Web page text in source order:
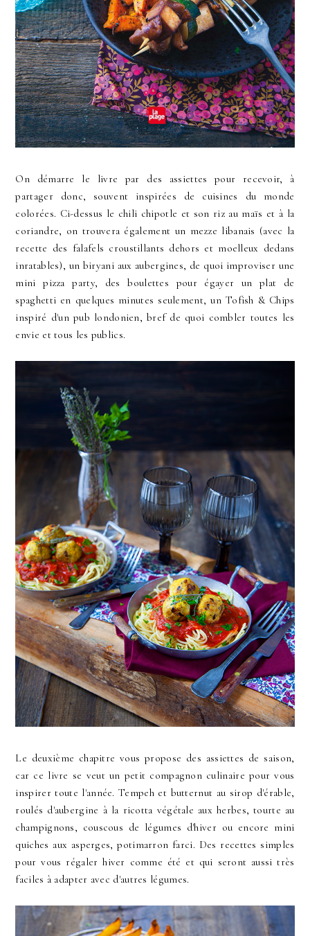
On démarre le livre par des assiettes pour recevoir, à
partager donc, souvent inspirées de cuisines du monde
colorées. Ci-dessus le chili chipotle et son riz au maïs et à la
coriandre, on trouvera également un mezze libanais (avec la
recette des falafels croustillants dehors et moelleux dedans
inratables), un biryani aux aubergines, de quoi improviser une
mini pizza party, des boulettes pour égayer un plat de
spaghetti en quelques minutes seulement, un Tofish & Chips
inspiré d'un pub londonien, bref de quoi combler toutes les
envie et tous les publics.
Le deuxième chapitre vous propose des assiettes de saison,
car ce livre se veut un petit compagnon culinaire pour vous
inspirer toute l'année. Tempeh et butternut au sirop d'érable,
roulés d'aubergine à la ricotta végétale aux herbes, tourte au
champignons, couscous de légumes d'hiver ou encore mini
quiches aux asperges, potimarron farci. Des recettes simples
pour vous régaler hiver comme été et qui seront aussi très
faciles à adapter avec d'autres légumes.